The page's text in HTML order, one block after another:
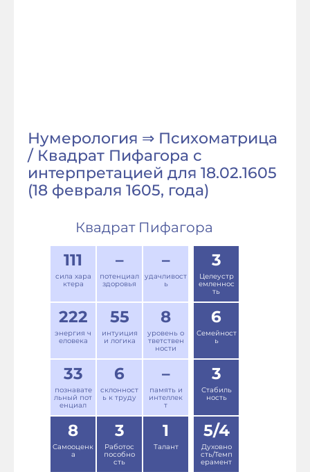
Нумерология ⇒ Психоматрица
/ Квадрат Пифагора с
интерпретацией для 18.02.1605
(18 февраля 1605, года)
Квадрат Пифагора
111
сила хара
ктера
–
потенциал
здоровья
–
удачливост
ь
222
энергия ч
еловека
55
интуиция
и логика
8
уровень о
тветствен
ности
33
познавате
льный пот
енциал
6
склонност
ь к труду
–
память и
интеллек
т
3
Целеустр
емленнос
ть
6
Семейност
ь
3
Стабиль
ность
8
Самооценк
а
3
Работос
пособно
сть
1
Талант
5/4
Духовно
сть/Темп
ерамент